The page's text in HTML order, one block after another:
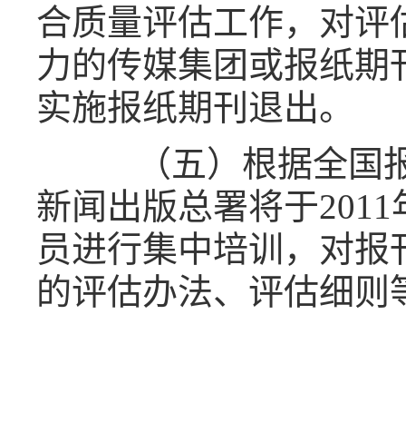
合质量评估工作，对
力的传媒集团或报纸
实施报纸期刊退出。
（五）根据全国报
新闻出版总署将于2011
员进行集中培训，对
的评估办法、评估细